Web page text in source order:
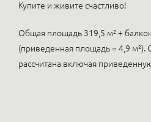
Купите и живите счастливо!
Общая площадь 319,5 м² +
(приведенная площадь = 4,9 м²).
рассчитана включая